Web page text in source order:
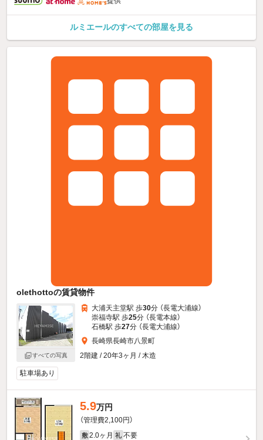
ルミエールのすべての部屋を見る
olethottoの賃貸物件
すべての写真
大浦天主堂駅 歩30分 （長電大浦線）
崇福寺駅 歩25分 （長電本線）
石橋駅 歩27分 （長電大浦線）
長崎県長崎市八景町
2階建 / 20年3ヶ月 / 木造
駐車場あり
5.9万円
（管理費2,100円）
敷 2.0ヶ月 礼 不要